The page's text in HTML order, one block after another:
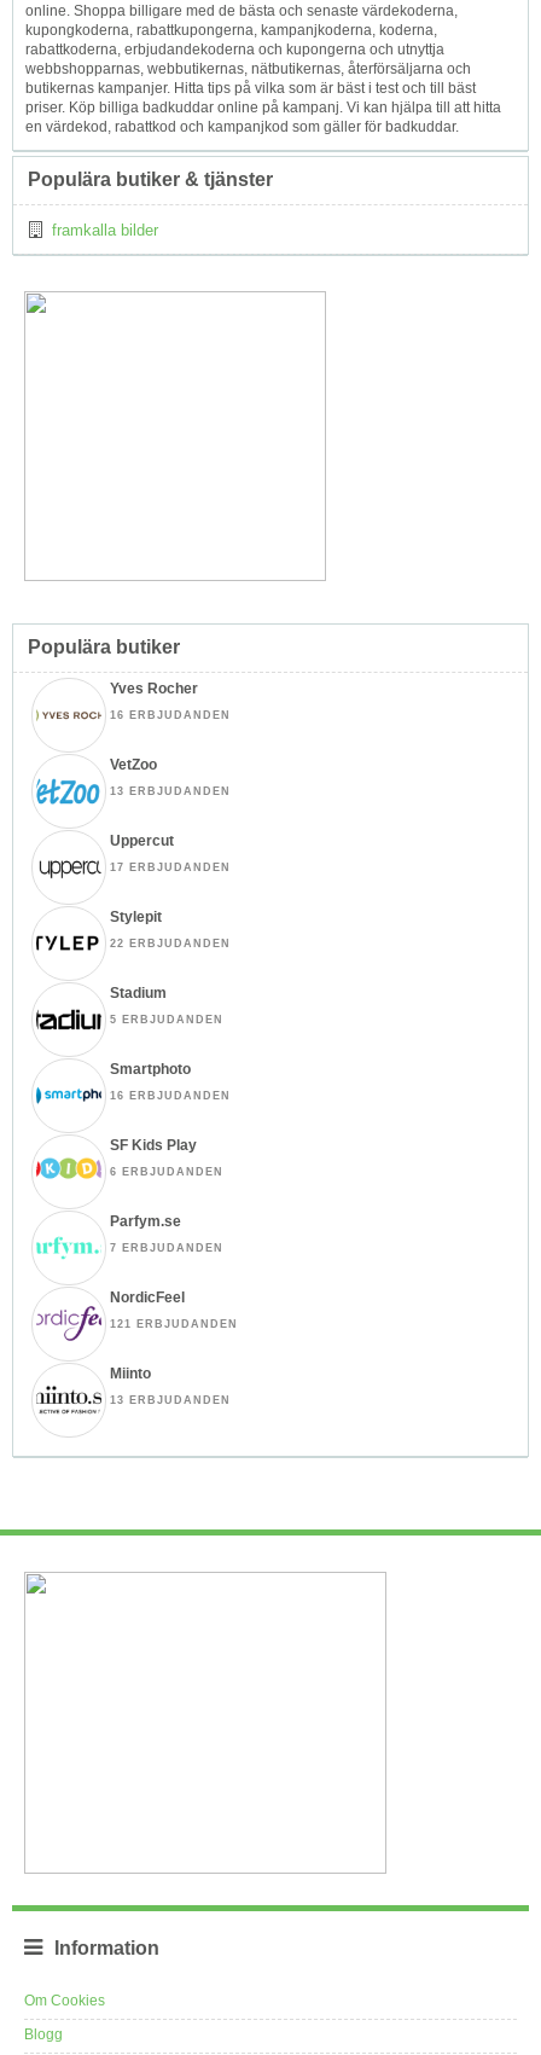
online. Shoppa billigare med de bästa och senaste värdekoderna,
kupongkoderna, rabattkupongerna, kampanjkoderna, koderna,
rabattkoderna, erbjudandekoderna och kupongerna och utnyttja
webbshopparnas, webbutikernas, nätbutikernas, återförsäljarna och
butikernas kampanjer. Hitta tips på vilka som är bäst i test och till bäst
priser. Köp billiga badkuddar online på kampanj. Vi kan hjälpa till att hitta
en värdekod, rabattkod och kampanjkod som gäller för badkuddar.
Populära butiker & tjänster
framkalla bilder
Populära butiker
Yves Rocher
16 ERBJUDANDEN
VetZoo
13 ERBJUDANDEN
Uppercut
17 ERBJUDANDEN
Stylepit
22 ERBJUDANDEN
Stadium
5 ERBJUDANDEN
Smartphoto
16 ERBJUDANDEN
SF Kids Play
6 ERBJUDANDEN
Parfym.se
7 ERBJUDANDEN
NordicFeel
121 ERBJUDANDEN
Miinto
13 ERBJUDANDEN
Information
Om Cookies
Blogg